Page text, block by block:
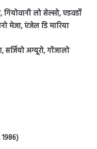
लो सेल्सो, एडवर्डो
मेजा, एंजेल डि मारिया
अग्यूरो, गोंजालो
1986)